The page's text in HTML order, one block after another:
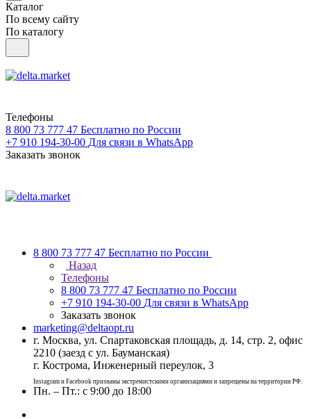
Каталог
По всему сайту
По каталогу
Телефоны
8 800 73 777 47 Бесплатно по России
+7 910 194-30-00 Для связи в WhatsApp
Заказать звонок
8 800 73 777 47 Бесплатно по России
Назад
Телефоны
8 800 73 777 47 Бесплатно по России
+7 910 194-30-00 Для связи в WhatsApp
Заказать звонок
marketing@deltaopt.ru
г. Москва, ул. Спартаковская площадь, д. 14, стр. 2, офис
2210 (заезд с ул. Бауманская)
г. Кострома, Инженерный переулок, 3
Instagram и Facebook признаны экстремистскими организациями и запрещены на территории РФ.
Пн. – Пт.: с 9:00 до 18:00